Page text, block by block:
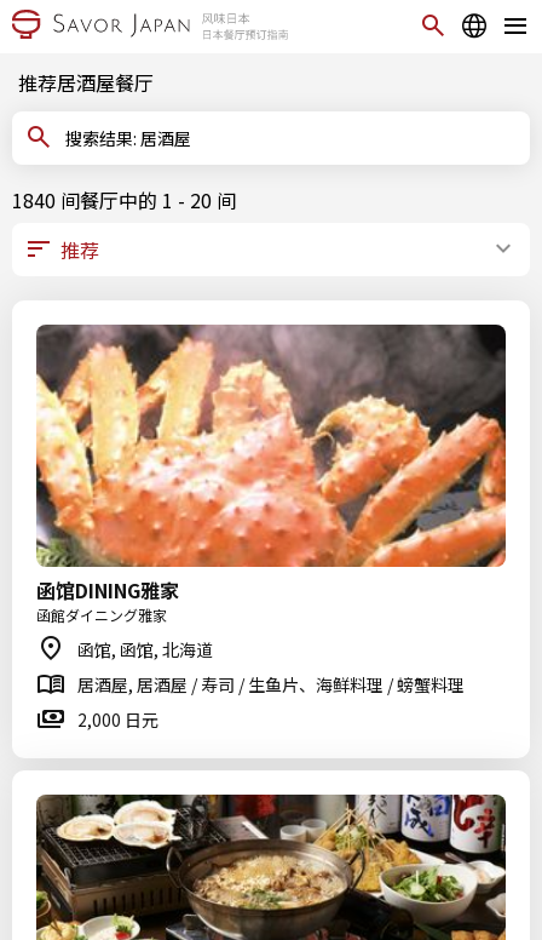
推荐居酒屋餐厅
搜索结果: 居酒屋
1840 间餐厅中的 1 - 20 间
函馆DINING雅家
函館ダイニング雅家
函馆, 函馆, 北海道
居酒屋, 居酒屋 / 寿司 / 生鱼片、海鲜料理 / 螃蟹料理
2,000 日元